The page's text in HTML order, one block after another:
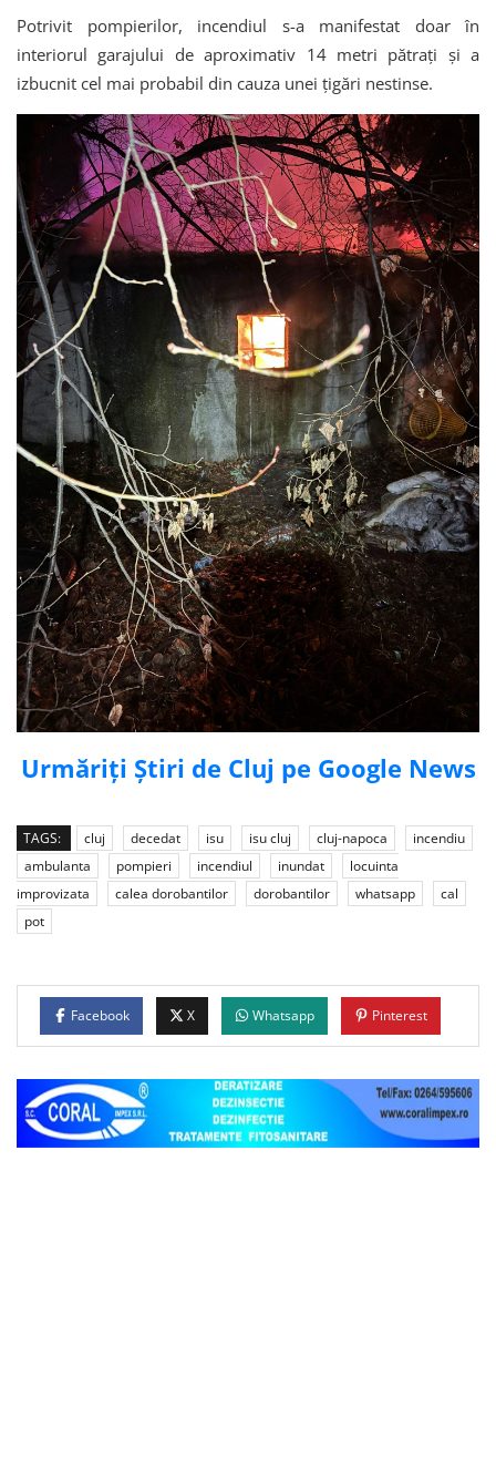
Potrivit pompierilor, incendiul s-a manifestat doar în
interiorul garajului de aproximativ 14 metri pătrați și a
izbucnit cel mai probabil din cauza unei țigări nestinse.
Urmăriți Știri de Cluj pe Google News
TAGS: cluj decedat isu isu cluj cluj-napoca
incendiu
ambulanta
pompieri incendiul inundat
locuinta
improvizata
calea dorobantilor dorobantilor whatsapp
cal
pot
Facebook X Whatsapp Pinterest